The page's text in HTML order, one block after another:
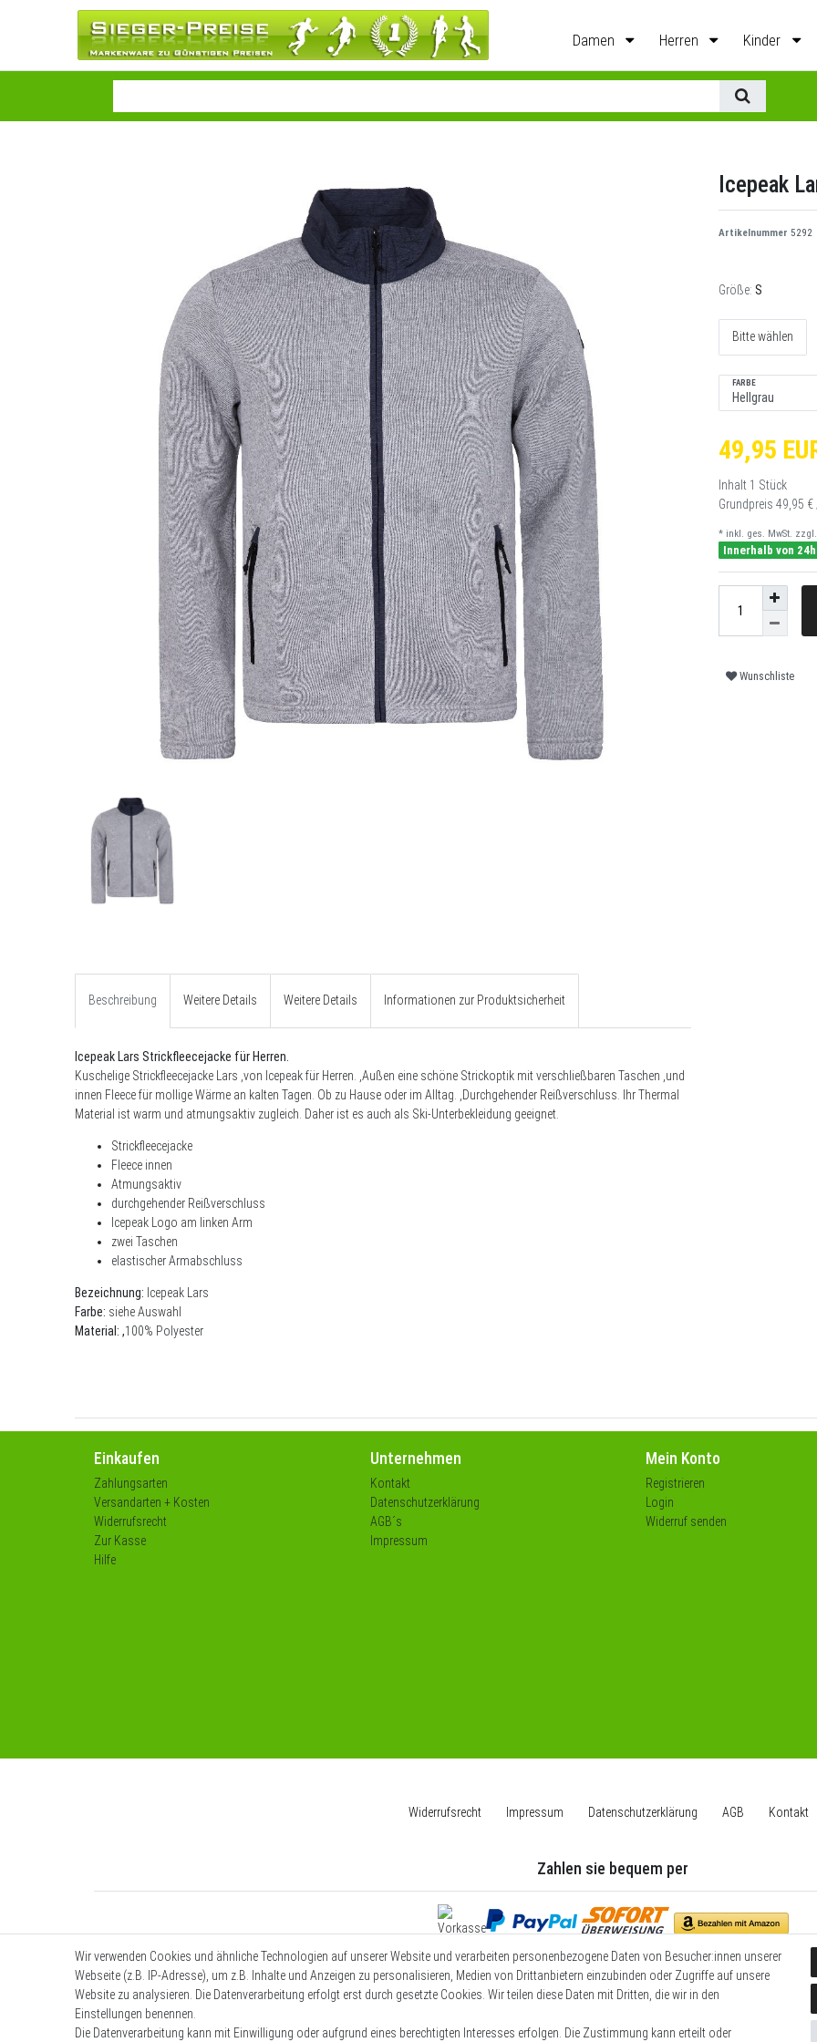
Damen Herren Kinder
Icepeak
Artikelnummer 5292
Größe: S
Bitte wählen
FARBE
49,95
Inhalt 1 Stück
Grundpreis 49,95 €
* inkl. ges. MwSt. zzgl.
Innerhalb von
Wunschliste
Beschreibung Weitere Details Weitere Details Informationen zur Produktsicherheit
Icepeak Lars Strickfleecejacke für Herren.
Kuschelige Strickfleecejacke Lars ,von Icepeak für Herren. ,Außen eine schöne Strickoptik mit verschließbaren Taschen ,und
innen Fleece für mollige Wärme an kalten Tagen. Ob zu Hause oder im Alltag. ,Durchgehender Reißverschluss. Ihr Thermal
Material ist warm und atmungsaktiv zugleich. Daher ist es auch als Ski-Unterbekleidung geeignet.
Strickfleecejacke
Fleece innen
Atmungsaktiv
durchgehender Reißverschluss
Icepeak Logo am linken Arm
zwei Taschen
elastischer Armabschluss
Bezeichnung: Icepeak Lars
Farbe: siehe Auswahl
Material: ,100% Polyester
Einkaufen
Zahlungsarten
Versandarten + Kosten
Widerrufsrecht
Zur Kasse
Hilfe
Unternehmen
Kontakt
Datenschutzerklärung
AGB´s
Impressum
Mein Konto
Registrieren
Login
Widerruf senden
Widerrufs­recht Impressum Daten­schutz­erklärung AGB Kontakt
Zahlen sie bequem per
Wir versenden mit
Wir verwenden Cookies und ähnliche Technologien auf unserer Website und verarbeiten personenbezogene Daten von Besucher:innen unserer
Webseite (z.B. IP-Adresse), um z.B. Inhalte und Anzeigen zu personalisieren, Medien von Drittanbietern einzubinden oder Zugriffe auf unsere
Website zu analysieren. Die Datenverarbeitung erfolgt erst durch gesetzte Cookies. Wir teilen diese Daten mit Dritten, die wir in den
Einstellungen benennen.
Die Datenverarbeitung kann mit Einwilligung oder aufgrund eines berechtigten Interesses erfolgen. Die Zustimmung kann erteilt oder